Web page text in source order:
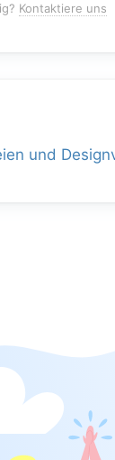
Kontaktiere uns
und